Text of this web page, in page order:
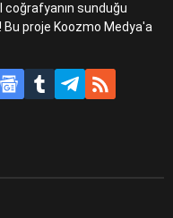
coğrafyanın sunduğu
proje Koozmo Medya'a